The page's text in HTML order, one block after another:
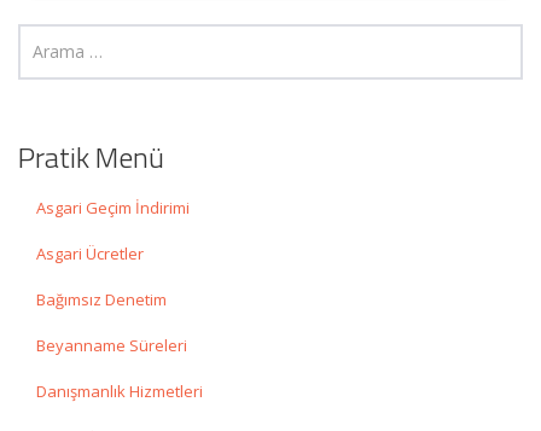
Pratik Menü
Asgari Geçim İndirimi
Asgari Ücretler
Bağımsız Denetim
Beyanname Süreleri
Danışmanlık Hizmetleri